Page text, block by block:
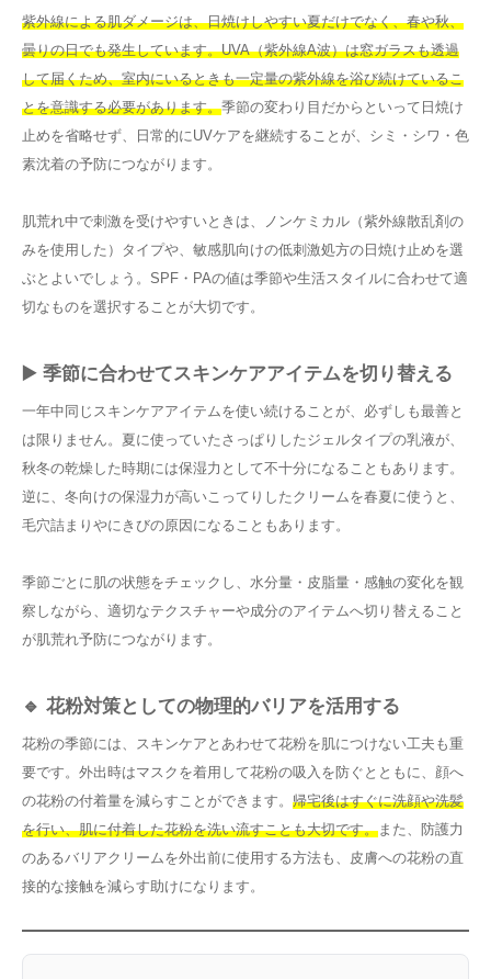
紫外線による肌ダメージは、日焼けしやすい夏だけでなく、春や秋、
曇りの日でも発生しています。UVA（紫外線A波）は窓ガラスも透過
して届くため、室内にいるときも一定量の紫外線を浴び続けているこ
とを意識する必要があります。季節の変わり目だからといって日焼け
止めを省略せず、日常的にUVケアを継続することが、シミ・シワ・色
素沈着の予防につながります。
肌荒れ中で刺激を受けやすいときは、ノンケミカル（紫外線散乱剤の
みを使用した）タイプや、敏感肌向けの低刺激処方の日焼け止めを選
ぶとよいでしょう。SPF・PAの値は季節や生活スタイルに合わせて適
切なものを選択することが大切です。
▶️ 季節に合わせてスキンケアアイテムを切り替える
一年中同じスキンケアアイテムを使い続けることが、必ずしも最善と
は限りません。夏に使っていたさっぱりしたジェルタイプの乳液が、
秋冬の乾燥した時期には保湿力として不十分になることもあります。
逆に、冬向けの保湿力が高いこってりしたクリームを春夏に使うと、
毛穴詰まりやにきびの原因になることもあります。
季節ごとに肌の状態をチェックし、水分量・皮脂量・感触の変化を観
察しながら、適切なテクスチャーや成分のアイテムへ切り替えること
が肌荒れ予防につながります。
🔹 花粉対策としての物理的バリアを活用する
花粉の季節には、スキンケアとあわせて花粉を肌につけない工夫も重
要です。外出時はマスクを着用して花粉の吸入を防ぐとともに、顔へ
の花粉の付着量を減らすことができます。 帰宅後はすぐに洗顔や洗髪
を行い、肌に付着した花粉を洗い流すことも大切です。 また、防護力
のあるバリアクリームを外出前に使用する方法も、皮膚への花粉の直
接的な接触を減らす助けになります。